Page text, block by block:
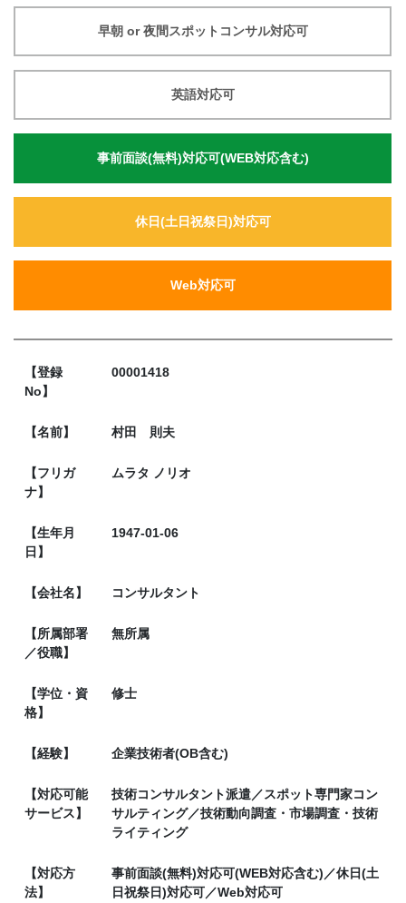
早朝 or 夜間スポットコンサル対応可
英語対応可
事前面談(無料)対応可(WEB対応含む)
休日(土日祝祭日)対応可
Web対応可
【登録
No】
00001418
【名前】 村田 則夫
【フリガ
ナ】
ムラタ ノリオ
【生年月
日】
1947-01-06
【会社名】 コンサルタント
【所属部署
／役職】
無所属
【学位・資
格】
修士
【経験】 企業技術者(OB含む)
【対応可能
サービス】
技術コンサルタント派遣／スポット専門家コン
サルティング／技術動向調査・市場調査・技術
ライティング
【対応方
法】
事前面談(無料)対応可(WEB対応含む)／休日(土
日祝祭日)対応可／Web対応可